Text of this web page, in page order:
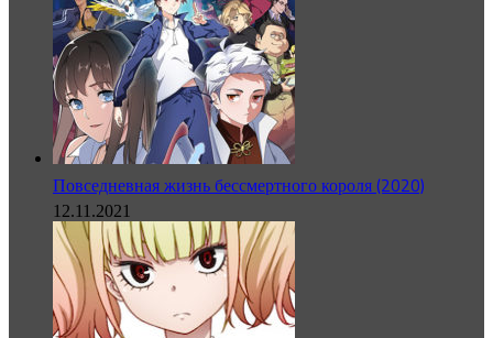
Повседневная жизнь бессмертного короля (2020)
12.11.2021